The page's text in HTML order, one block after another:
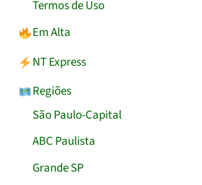
Termos de Uso
Em Alta
NT Express
Regiões
São Paulo-Capital
ABC Paulista
Grande SP